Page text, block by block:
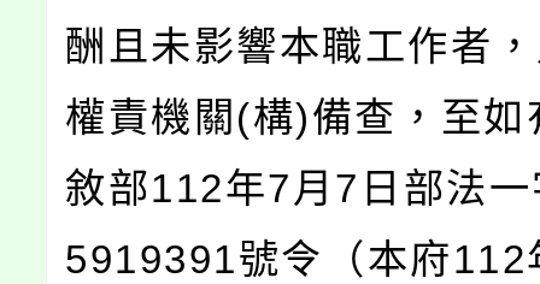
酬且未影響本職工作者
權責機關(構)備查，至如
敘部112年7月7日部法
5919391號令（本府112